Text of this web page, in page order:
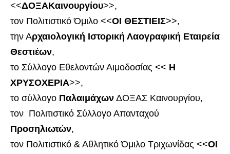
<<ΔΟΞΑΚαινουργίου>>,
τον Πολιτιστικό Όμιλο <<ΟΙ ΘΕΣΤΙΕΙΣ>>,
την Αρχαιολογική Ιστορική Λαογραφική Εταιρεία
Θεστιέων,
το Σύλλογο Εθελοντών Αιμοδοσίας << Η
ΧΡΥΣΟΧΕΡΙΑ>>,
το σύλλογο Παλαιμάχων ΔΟΞΑΣ Καινουργίου,
τον Πολιτιστικό Σύλλογο Απανταχού
Προσηλιωτών,
τον Πολιτιστικό & Αθλητικό Όμιλο Τριχωνίδας <<ΟΙ